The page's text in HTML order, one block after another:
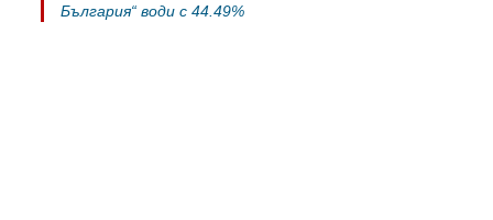
България“ води с 44.49%